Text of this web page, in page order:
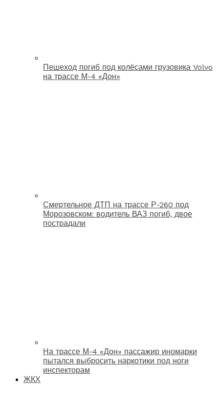
Пешеход погиб под колёсами грузовика Volvo
на трассе М-4 «Дон»
Смертельное ДТП на трассе Р-260 под
Морозовском: водитель ВАЗ погиб, двое
пострадали
На трассе М-4 «Дон» пассажир иномарки
пытался выбросить наркотики под ноги
инспекторам
ЖКХ